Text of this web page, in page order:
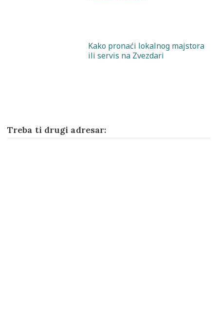
Kako pronaći lokalnog majstora
ili servis na Zvezdari
Treba ti drugi adresar: